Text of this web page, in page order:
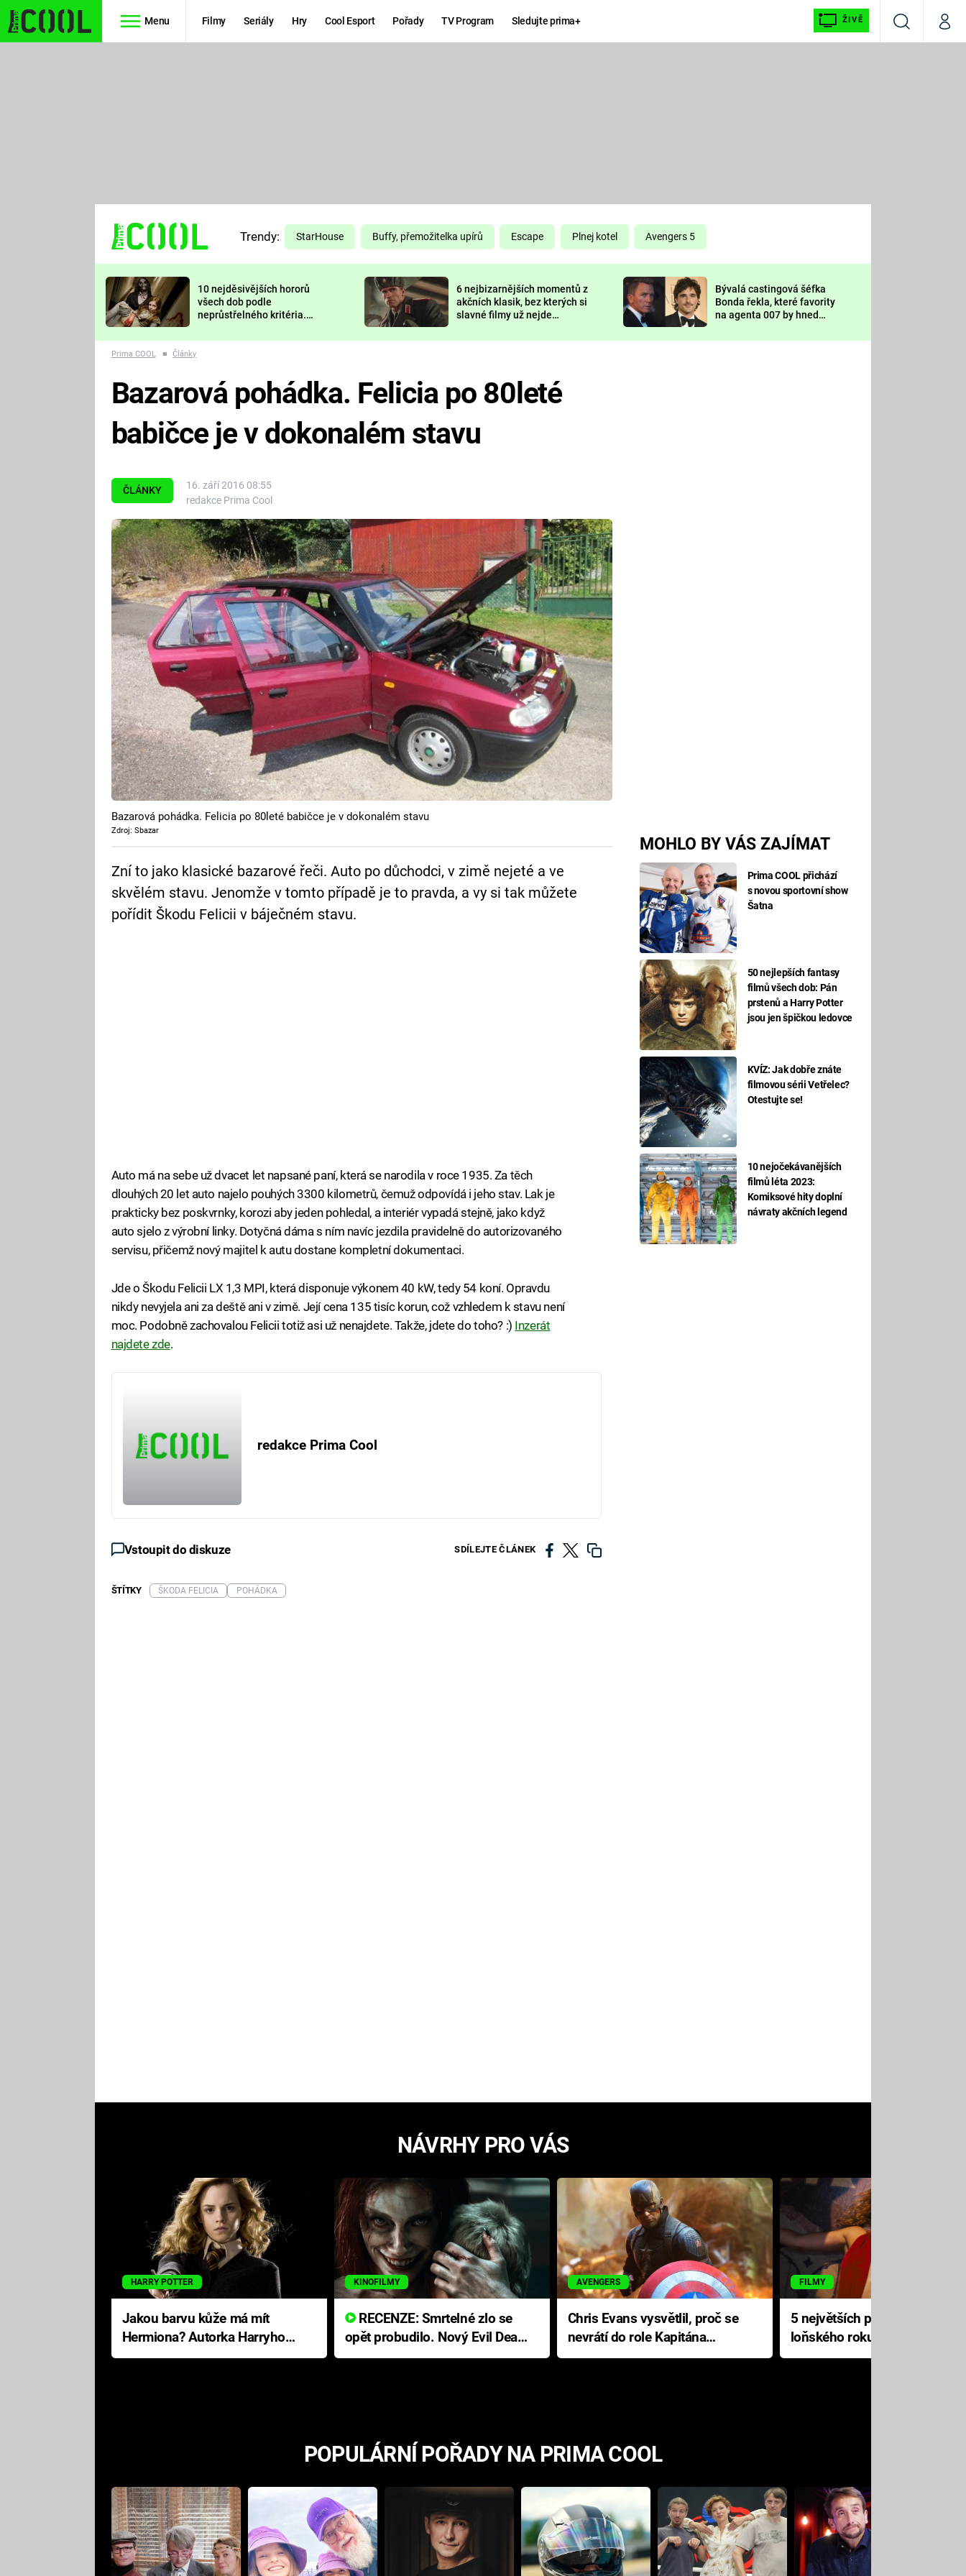
Menu Filmy Seriály Hry Cool Esport Pořady TV Program Sledujte prima+ ŽIVĚ
VyhledáváníMůj
TŘESKU
FUTURAMA
PREDÁTOR
DELIVERANCE
KOMEDIE
CHUCK
NORRIS
DEADPOOL
Prima LAJK
Sledujte nás
Trendy: StarHouse Buffy, přemožitelka upírů Escape Plnej kotel Avengers 5
10 nejděsivějších hororů
všech dob podle
neprůstřelného kritéria.
nejvíc zvednou tep?
6 nejbizarnějších momentů z
akčních klasik, bez kterých si
slavné filmy už nejde
Bývalá castingová šéfka
Bonda řekla, které favority
na agenta 007 by hned
Prima COOL ■ Články
ČLÁNKY
16. září 2016 08:55
redakce Prima Cool
MOHLO BY VÁS ZAJÍMAT
Prima COOL přichází
s novou sportovní show
Šatna
50 nejlepších fantasy
filmů všech dob: Pán
prstenů a Harry Potter
jsou jen špičkou ledovce
KVÍZ: Jak dobře znáte
filmovou sérii Vetřelec?
Otestujte se!
10 nejočekávanějších
filmů léta 2023:
Komiksové hity doplní
návraty akčních legend
Bazarová pohádka. Felicia po 80leté
babičce je v dokonalém stavu
Bazarová pohádka. Felicia po 80leté babičce je v dokonalém stavu
Zdroj: Sbazar
Zní to jako klasické bazarové řeči. Auto po důchodci, v zimě nejeté a ve
skvělém stavu. Jenomže v tomto případě je to pravda, a vy si tak můžete
pořídit Škodu Felicii v báječném stavu.
Auto má na sebe už dvacet let napsané paní, která se narodila v roce 1935. Za těch
dlouhých 20 let auto najelo pouhých 3300 kilometrů, čemuž odpovídá i jeho stav. Lak je
prakticky bez poskvrnky, korozi aby jeden pohledal, a interiér vypadá stejně, jako když
auto sjelo z výrobní linky. Dotyčná dáma s ním navíc jezdila pravidelně do autorizovaného
servisu, přičemž nový majitel k autu dostane kompletní dokumentaci.
Jde o Škodu Felicii LX 1,3 MPI, která disponuje výkonem 40 kW, tedy 54 koní. Opravdu
nikdy nevyjela ani za deště ani v zimě. Její cena 135 tisíc korun, což vzhledem k stavu není
moc. Podobně zachovalou Felicii totiž asi už nenajdete. Takže, jdete do toho? :) Inzerát
najdete zde.
redakce Prima Cool
Vstoupit do diskuze SDÍLEJTE ČLÁNEK
ŠTÍTKY ŠKODA FELICIA POHÁDKA
NÁVRHY PRO VÁS
HARRY POTTER
Jakou barvu kůže má mít
Hermiona? Autorka Harryho
Pottera přišla s ráznou
KINOFILMY
RECENZE: Smrtelné zlo se
opět probudilo. Nový Evil Dead
přichází s neodolatelnou
AVENGERS
Chris Evans vysvětlil, proč se
nevrátí do role Kapitána
Ameriky
FILMY
5 největších propadáků
loňského roku: Disney na
jediné katastrofě prodělal 200
POPULÁRNÍ POŘADY NA PRIMA COOL